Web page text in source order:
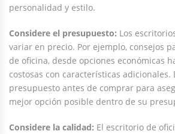
personalidad y estilo.
Considere el presupuesto: Los
variar en precio. Por ejemplo, consejos
de oficina, desde opciones económicas
costosas con características adicionales.
presupuesto antes de comprar para
mejor opción posible dentro de su
Considere la calidad: El escritorio de